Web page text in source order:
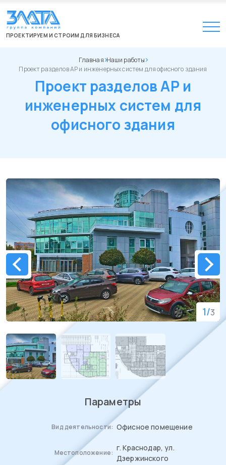
ПРОЕКТИРУЕМ И СТРОИМ ДЛЯ БИЗНЕСА
Главная Наши работы
Проект разделов АР и инженерных систем для офисного здания
Проект разделов АР и
инженерных систем для
офисного здания
1/3
Параметры
Вид деятельности: Офисное помещение
Местоположение:
г. Краснодар, ул.
Дзержинского